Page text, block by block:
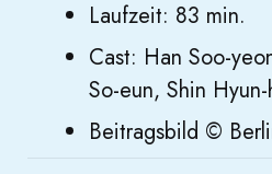
Laufzeit: 83 min.
Cast: Han Soo-
So-eun, Shin
Beitragsbild ©